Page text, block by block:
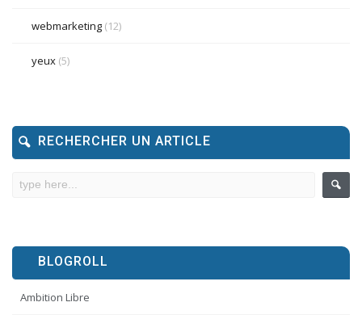
webmarketing (12)
yeux (5)
RECHERCHER UN ARTICLE
BLOGROLL
Ambition Libre